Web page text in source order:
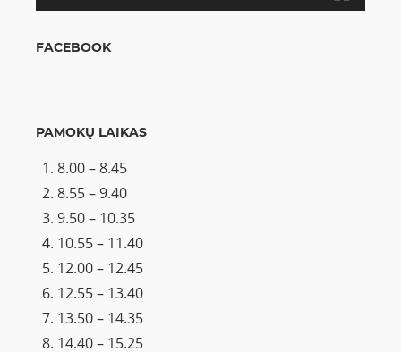
FACEBOOK
PAMOKŲ LAIKAS
8.00 – 8.45
8.55 – 9.40
9.50 – 10.35
10.55 – 11.40
12.00 – 12.45
12.55 – 13.40
13.50 – 14.35
14.40 – 15.25